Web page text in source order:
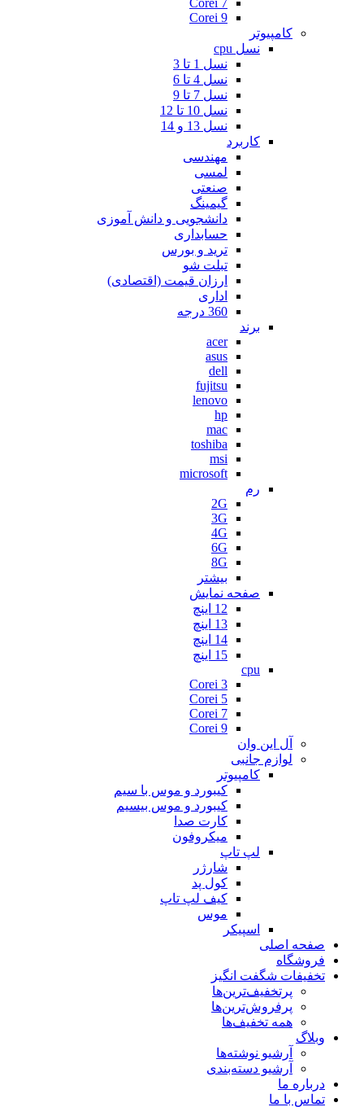
Corei 9
کامپیوتر
نسل cpu
نسل 1 تا 3
نسل 4 تا 6
نسل 7 تا 9
نسل 10 تا 12
نسل 13 و 14
کاربرد
مهندسی
لمسی
صنعتی
گیمینگ
دانشجویی و دانش آموزی
حسابداری
ترید و بورس
تبلت شو
ارزان قیمت (اقتصادی)
اداری
360 درجه
برند
acer
asus
dell
fujitsu
lenovo
hp
mac
toshiba
msi
microsoft
رم
2G
3G
4G
6G
8G
بیشتر
صفحه نمایش
12 اینچ
13 اینچ
14 اینچ
15 اینچ
cpu
Corei 3
Corei 5
Corei 7
Corei 9
آل این وان
لوازم جانبی
کامپیوتر
کیبورد و موس با سیم
کیبورد و موس بیسیم
کارت صدا
میکروفون
لپ تاپ
شارژر
کول پد
کیف لپ تاپ
موس
اسپیکر
صفحه اصلی
فروشگاه
تخفیفات شگفت انگیز
پرتخفیف‌ترین‌ها
پرفروش‌ترین‌ها
همه تخفیف‌ها
وبلاگ
آرشیو نوشته‌ها
آرشیو دسته‌بندی
درباره ما
تماس با ما